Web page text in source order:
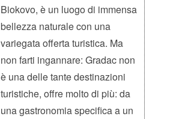
Biokovo, è un luogo di immensa
bellezza naturale con una
variegata offerta turistica. Ma
non farti ingannare: Gradac non
è una delle tante destinazioni
turistiche, offre molto di più: da
una gastronomia specifica a un